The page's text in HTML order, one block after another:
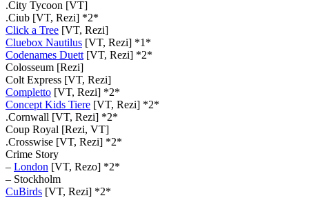
.City Tycoon [VT]
.Ciub [VT, Rezi] *2*
Click a Tree [VT, Rezi]
Cluebox Nautilus [VT, Rezi] *1*
Codenames Duett [VT, Rezi] *2*
Colosseum [Rezi]
Colt Express [VT, Rezi]
Completto [VT, Rezi] *2*
Concept Kids Tiere [VT, Rezi] *2*
.Cornwall [VT, Rezi] *2*
Coup Royal [Rezi, VT]
.Crosswise [VT, Rezi] *2*
Crime Story
– London [VT, Rezo] *2*
– Stockholm
CuBirds [VT, Rezi] *2*